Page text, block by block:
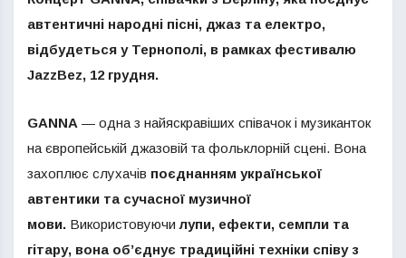
автентичні народні пісні, джаз та електро,
відбудеться у Тернополі, в рамках фестивалю
JazzBez, 12 грудня.
GANNA — одна з найяскравіших співачок і музиканток
на європейській джазовій та фольклорній сцені. Вона
захоплює слухачів поєднанням української
автентики та сучасної музичної
мови. Використовуючилупи, ефекти, семпли та
гітару, вона об’єднує традиційні техніки співу з